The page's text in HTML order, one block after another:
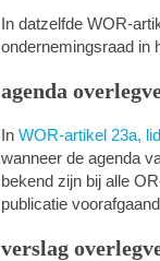
In datzelfde WOR-
ondernemingsraad in
agenda
In WOR-artikel 23a,
wanneer de agenda
bekend zijn bij alle
publicatie
verslag